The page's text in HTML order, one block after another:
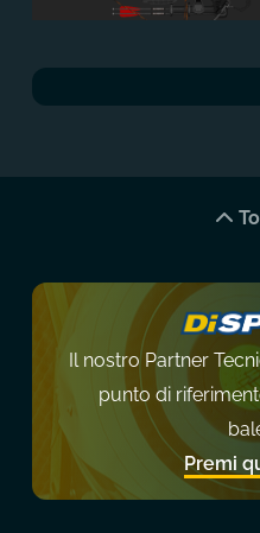
Il nostro Partner
punto di
Premi